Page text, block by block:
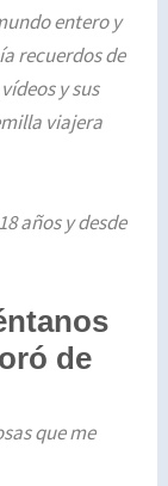
entero y
recuerdos de
y sus
viajera
años y desde
de
que me